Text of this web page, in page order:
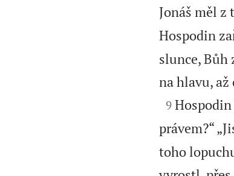
Jonáš měl
Hospodin
slunce, Bůh
na hlavu,

9
právem?“
toho